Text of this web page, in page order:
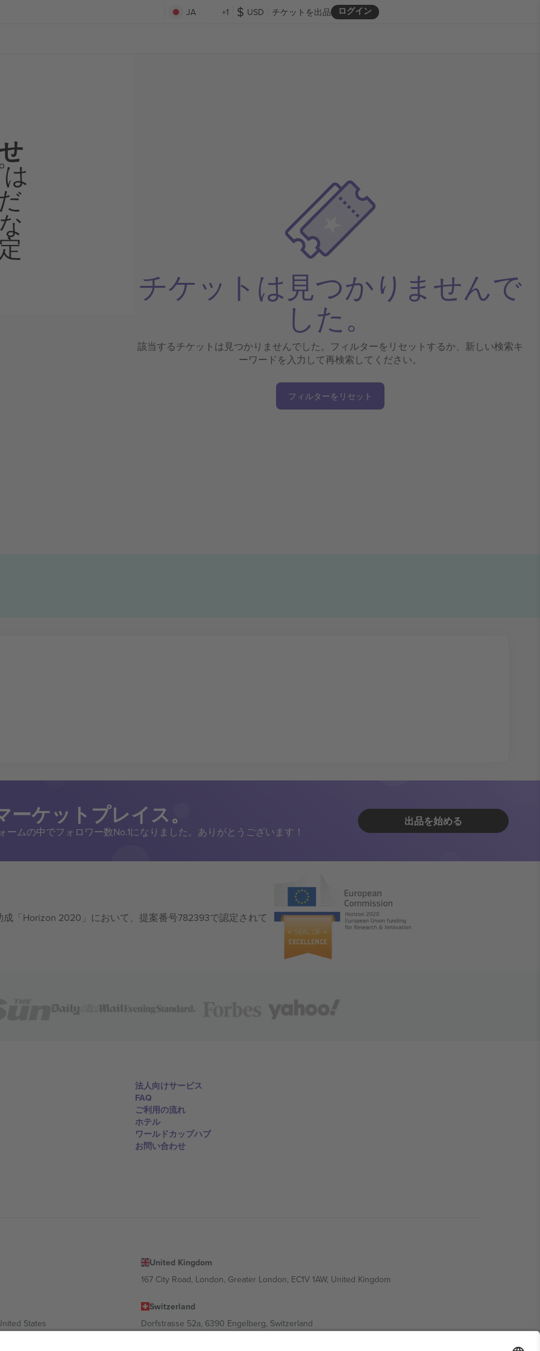
JA +1 USD ログイン
チケットを出品
チケットは見つかりませんで
した。
該当するチケットは見つかりませんでした。フィルターをリセットするか、新しい検索キ
ーワードを入力して再検索してください。
フィルターをリセット
ケットプレイス。
ムの中でフォロワー数No.1になりました。ありがとうございます！
出品を始める
「Horizon 2020」において、提案番号782393で認定されて
法人向けサービス
FAQ
ご利用の流れ
ホテル
ワールドカップハブ
お問い合わせ
United Kingdom
167 City Road, London, Greater London, EC1V 1AW, United Kingdom
States
Switzerland
Dorfstrasse 52a, 6390 Engelberg, Switzerland